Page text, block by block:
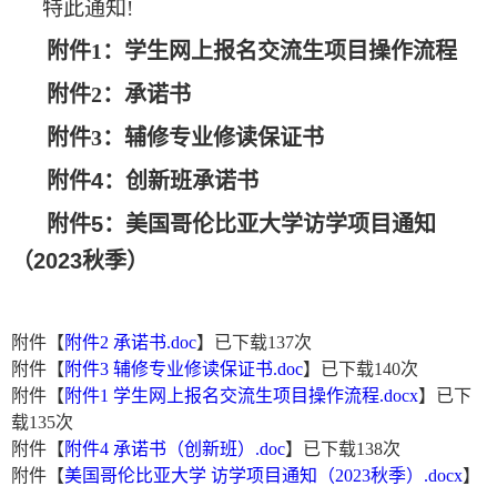
特此通知 !
附件1 ： 学生网上报名交流生项目操作流程
附件2： 承诺书
附件3： 辅修专业修读保证书
附件4：创新班承诺书
附件5： 美国哥伦比亚大学访学项目通知
（2023秋季）
附件【 附件2 承诺书.doc】已下载137次
附件【 附件3 辅修专业修读保证书.doc】已下载140次
附件【 附件1 学生网上报名交流生项目操作流程.docx】已下
载135次
附件【 附件4 承诺书（创新班）.doc】已下载138次
附件【美国哥伦比亚大学 访学项目通知（2023秋季）.docx】